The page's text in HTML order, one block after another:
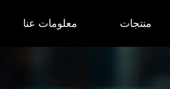
معلومات عنا منتجات